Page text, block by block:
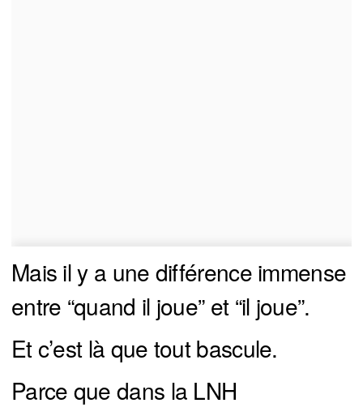
Mais il y a une différence immense
entre “quand il joue” et “il joue”.
Et c’est là que tout bascule.
Parce que dans la LNH